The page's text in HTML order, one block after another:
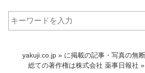
yakuji.co.jp » に掲載の記事・写真の無
総ての著作権は株式会社 薬事日報社